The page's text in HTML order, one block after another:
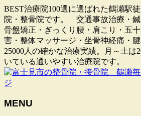
BEST治療院100選に選ばれた鶴瀬駅
院・整骨院です。 交通事故治療・鍼
骨盤矯正・ぎっくり腰・肩こり・五
害・整体マッサージ・坐骨神経痛・
25000人の確かな治療実績。月～土
いている通いやすい治療院です。
MENU